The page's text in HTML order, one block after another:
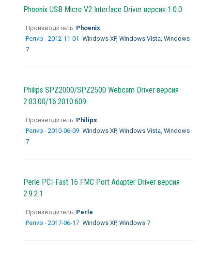
Phoenix USB Micro V2 Interface Driver версия 1.0.0
Производитель: Phoenix
Релиз - 2012-11-01 Windows XP, Windows Vista, Windows
7
Philips SPZ2000/SPZ2500 Webcam Driver версия
2.03.00/16.2010.609
Производитель: Philips
Релиз - 2010-06-09 Windows XP, Windows Vista, Windows
7
Perle PCI-Fast 16 FMC Port Adapter Driver версия
2.9.2.1
Производитель: Perle
Релиз - 2017-06-17 Windows XP, Windows 7